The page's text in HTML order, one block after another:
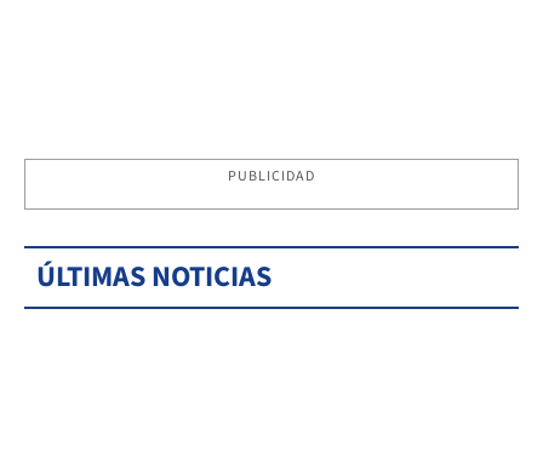
PUBLICIDAD
ÚLTIMAS NOTICIAS